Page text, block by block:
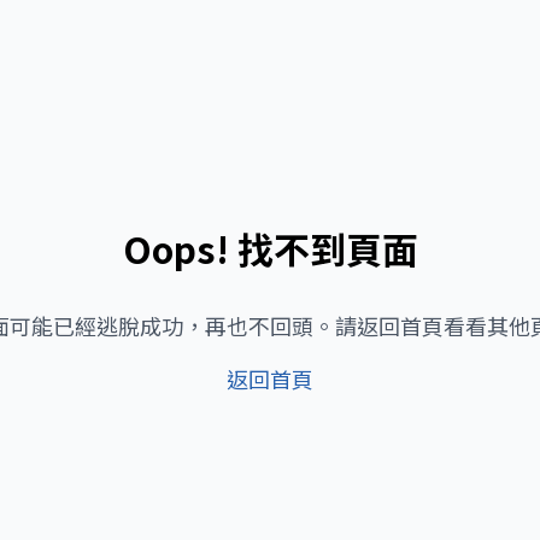
Oops! 找不到頁面
可能已經逃脫成功，再也不回頭。請返回首頁看看其他
返回首頁